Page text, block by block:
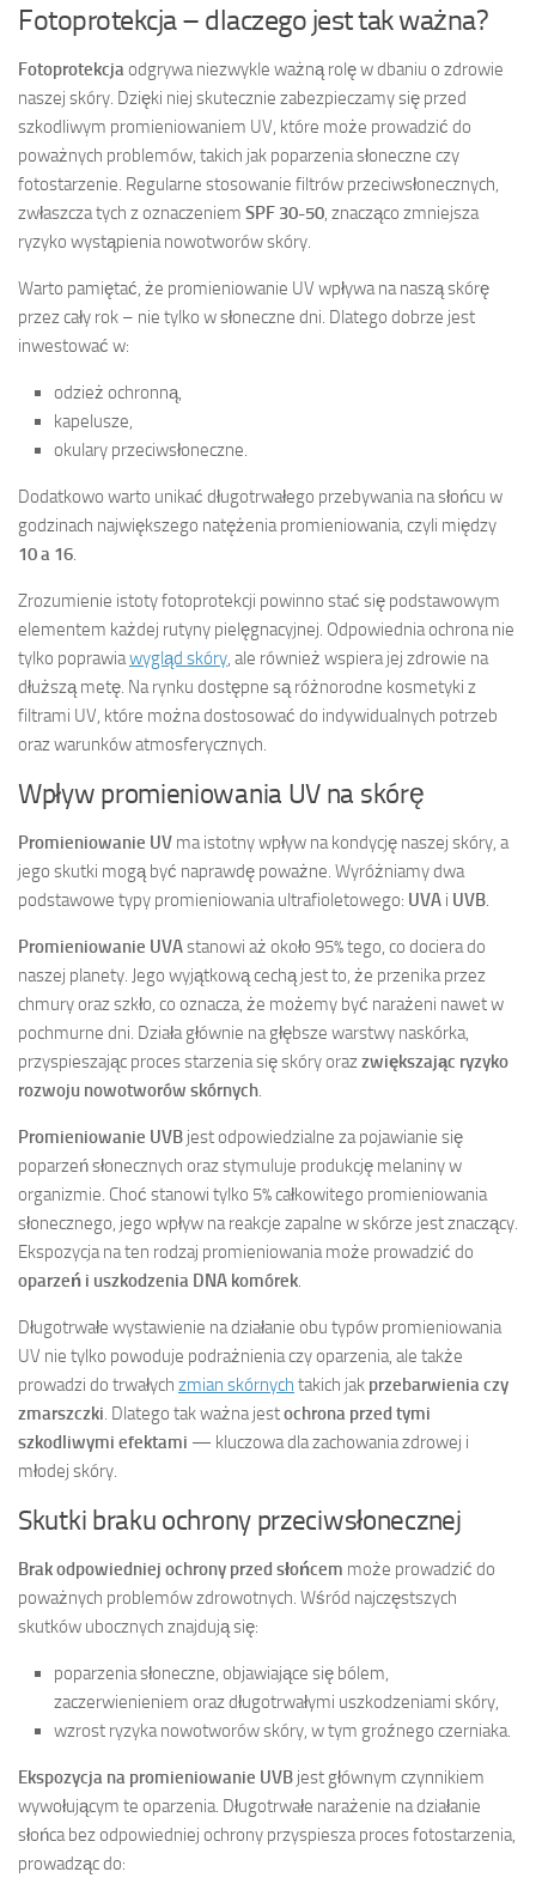
Fotoprotekcja – dlaczego jest tak ważna?
Fotoprotekcjaodgrywa niezwykle ważną rolę w dbaniu o zdrowie
naszej skóry. Dzięki niej skutecznie zabezpieczamy się przed
szkodliwym promieniowaniem UV, które może prowadzić do
poważnych problemów, takich jak poparzenia słoneczne czy
fotostarzenie. Regularne stosowanie filtrów przeciwsłonecznych,
zwłaszcza tych z oznaczeniem SPF 30-50, znacząco zmniejsza
ryzyko wystąpienia nowotworów skóry.
Warto pamiętać, że promieniowanie UV wpływa na naszą skórę
przez cały rok – nie tylko w słoneczne dni. Dlatego dobrze jest
inwestować w:
odzież ochronną,
kapelusze,
okulary przeciwsłoneczne.
Dodatkowo warto unikać długotrwałego przebywania na słońcu w
godzinach największego natężenia promieniowania, czyli między
10 a 16.
Zrozumienie istoty fotoprotekcji powinno stać się podstawowym
elementem każdej rutyny pielęgnacyjnej. Odpowiednia ochrona nie
tylko poprawiawygląd skóry, ale również wspiera jej zdrowie na
dłuższą metę. Na rynku dostępne są różnorodne kosmetyki z
filtrami UV, które można dostosować do indywidualnych potrzeb
oraz warunków atmosferycznych.
Wpływ promieniowania UV na skórę
Promieniowanie UV ma istotny wpływ na kondycję naszej skóry, a
jego skutki mogą być naprawdę poważne. Wyróżniamy dwa
podstawowe typy promieniowania ultrafioletowego: UVA i UVB.
Promieniowanie UVAstanowi aż około 95% tego, co dociera do
naszej planety. Jego wyjątkową cechą jest to, że przenika przez
chmury oraz szkło, co oznacza, że możemy być narażeni nawet w
pochmurne dni. Działa głównie na głębsze warstwy naskórka,
przyspieszając proces starzenia się skóry orazzwiększając ryzyko
rozwoju nowotworów skórnych.
Promieniowanie UVB jest odpowiedzialne za pojawianie się
poparzeń słonecznych oraz stymuluje produkcję melaniny w
organizmie. Choć stanowi tylko 5% całkowitego promieniowania
słonecznego, jego wpływ na reakcje zapalne w skórze jest znaczący.
Ekspozycja na ten rodzaj promieniowania może prowadzić do
oparzeń i uszkodzenia DNA komórek.
Długotrwałe wystawienie na działanie obu typów promieniowania
UV nie tylko powoduje podrażnienia czy oparzenia, ale także
prowadzi do trwałych zmian skórnych takich jak przebarwienia czy
zmarszczki. Dlatego tak ważna jestochrona przed tymi
szkodliwymi efektami — kluczowa dla zachowania zdrowej i
młodej skóry.
Skutki braku ochrony przeciwsłonecznej
Brak odpowiedniej ochrony przed słońcem może prowadzić do
poważnych problemów zdrowotnych. Wśród najczęstszych
skutków ubocznych znajdują się:
poparzenia słoneczne, objawiające się bólem,
zaczerwienieniem oraz długotrwałymi uszkodzeniami skóry,
wzrost ryzyka nowotworów skóry, w tym groźnego czerniaka.
Ekspozycja na promieniowanie UVB jest głównym czynnikiem
wywołującym te oparzenia. Długotrwałe narażenie na działanie
słońca bez odpowiedniej ochrony przyspiesza proces fotostarzenia,
prowadząc do: